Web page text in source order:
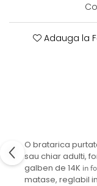
Adauga la
O bratarica
sau chiar adulti,
galben de 14K in
matase, reglabil